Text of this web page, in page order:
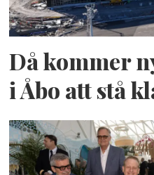
Då kommer
i Åbo att stå